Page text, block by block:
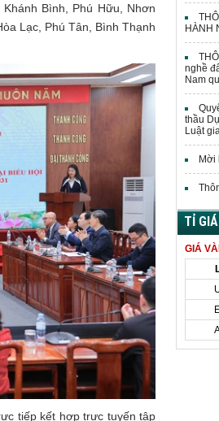
Bình, Phú Hữu, Nhơn
Lạc, Phú Tân, Bình Thạnh
tiếp kết hợp trực tuyến tập
HÀNH
nghề
Nam
thầu
Luật
Mời
TỈ
GIÁ